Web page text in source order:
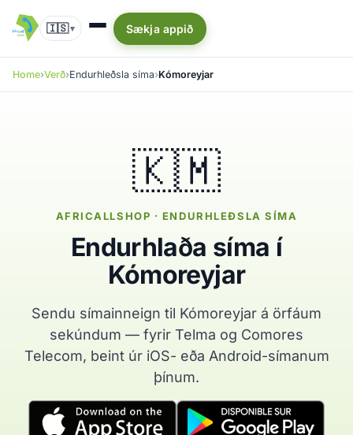
🇮🇸▾ Sækja appið
Home Verð Endurhleðsla síma Kómoreyjar
🇰🇲
AFRICALLSHOP · ENDURHLEÐSLA SÍMA
Endurhlaða síma í
Kómoreyjar
Sendu símainneign til Kómoreyjar á örfáum
sekúndum — fyrir Telma og Comores
Telecom, beint úr iOS- eða Android-símanum
þínum.